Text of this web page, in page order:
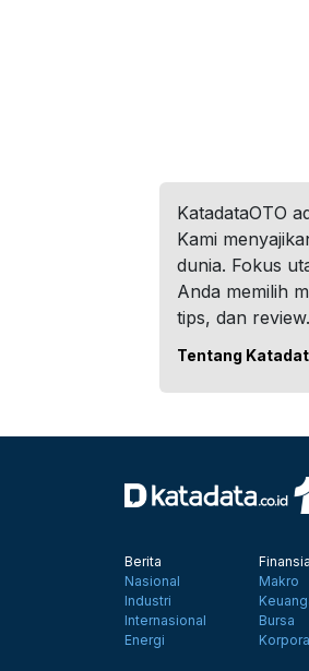
KatadataOTO
Kami
dunia. Fokus
Anda memilih
tips, dan review.
Tentang
Berita
Nasional
Industri
Internasional
Energi
Makro
Bursa